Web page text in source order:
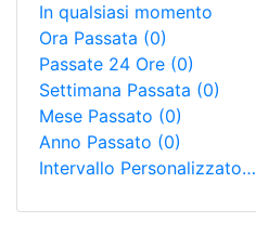
In qualsiasi momento
Ora Passata (0)
Passate 24 Ore (0)
Settimana Passata (0)
Mese Passato (0)
Anno Passato (0)
Intervallo Personalizzato…